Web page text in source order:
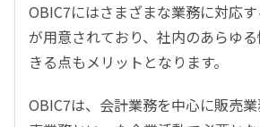
OBIC7にはさまざまな業務に対応
が用意されており、社内のあらゆ
きる点もメリットとなります。
OBIC7は、会計業務を中心に販売